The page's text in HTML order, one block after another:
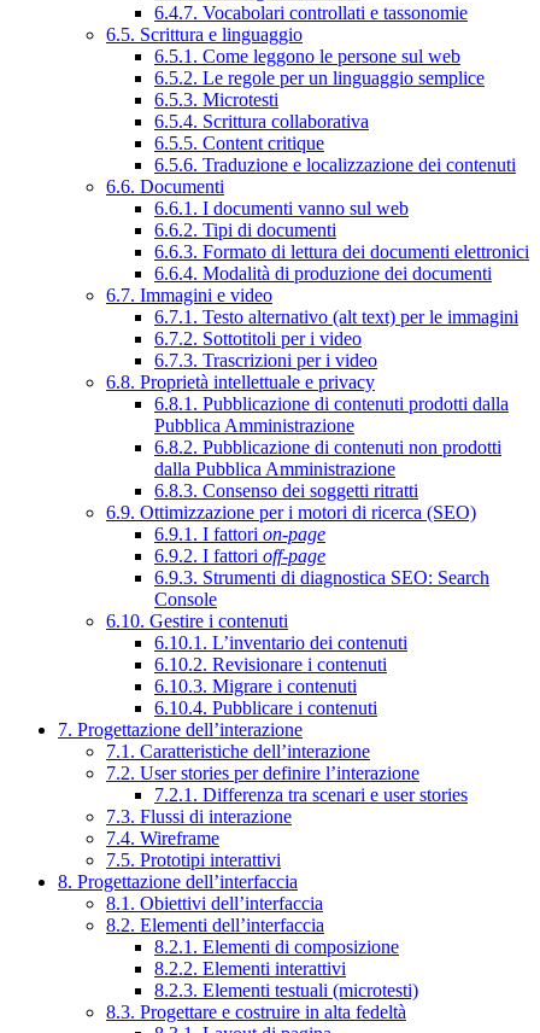
6.4.7. Vocabolari controllati e tassonomie
6.5. Scrittura e linguaggio
6.5.1. Come leggono le persone sul web
6.5.2. Le regole per un linguaggio semplice
6.5.3. Microtesti
6.5.4. Scrittura collaborativa
6.5.5. Content critique
6.5.6. Traduzione e localizzazione dei contenuti
6.6. Documenti
6.6.1. I documenti vanno sul web
6.6.2. Tipi di documenti
6.6.3. Formato di lettura dei documenti elettronici
6.6.4. Modalità di produzione dei documenti
6.7. Immagini e video
6.7.1. Testo alternativo (alt text) per le immagini
6.7.2. Sottotitoli per i video
6.7.3. Trascrizioni per i video
6.8. Proprietà intellettuale e privacy
6.8.1. Pubblicazione di contenuti prodotti dalla
Pubblica Amministrazione
6.8.2. Pubblicazione di contenuti non prodotti
dalla Pubblica Amministrazione
6.8.3. Consenso dei soggetti ritratti
6.9. Ottimizzazione per i motori di ricerca (SEO)
6.9.1. I fattori on-page
6.9.2. I fattori off-page
6.9.3. Strumenti di diagnostica SEO: Search
Console
6.10. Gestire i contenuti
6.10.1. L’inventario dei contenuti
6.10.2. Revisionare i contenuti
6.10.3. Migrare i contenuti
6.10.4. Pubblicare i contenuti
7. Progettazione dell’interazione
7.1. Caratteristiche dell’interazione
7.2. User stories per definire l’interazione
7.2.1. Differenza tra scenari e user stories
7.3. Flussi di interazione
7.4. Wireframe
7.5. Prototipi interattivi
8. Progettazione dell’interfaccia
8.1. Obiettivi dell’interfaccia
8.2. Elementi dell’interfaccia
8.2.1. Elementi di composizione
8.2.2. Elementi interattivi
8.2.3. Elementi testuali (microtesti)
8.3. Progettare e costruire in alta fedeltà